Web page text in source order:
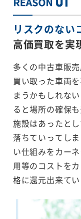
リスクのない
高価買取を実
多くの中古車販
買い取った車両
まうかもしれな
ると場所の確保
施設はあったと
落ちていってし
い仕組みをカー
用等のコストを
格に還元出来てい